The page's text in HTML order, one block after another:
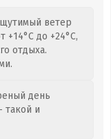
ветер
до +24°C,
отдыха.
день
и